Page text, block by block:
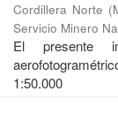
Cordillera Norte (
Servicio Minero
El presente
1:50.000